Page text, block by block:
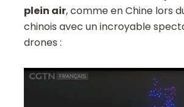
plein air, comme en Chine lors
chinois avec un incroyable
drones :